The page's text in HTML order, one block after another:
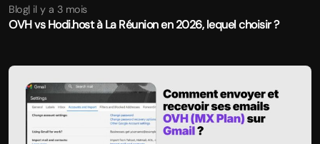
Blog| il y a 3 mois
OVH vs Hodi.host à La Réunion en 2026, lequel choisir ?